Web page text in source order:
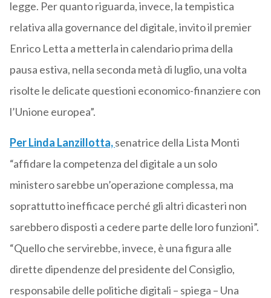
legge. Per quanto riguarda, invece, la tempistica
relativa alla governance del digitale, invito il premier
Enrico Letta a metterla in calendario prima della
pausa estiva, nella seconda metà di luglio, una volta
risolte le delicate questioni economico-finanziere con
l’Unione europea”.
Per Linda Lanzillotta,senatrice della Lista Monti
“affidare la competenza del digitale a un solo
ministero sarebbe un’operazione complessa, ma
soprattutto inefficace perché gli altri dicasteri non
sarebbero disposti a cedere parte delle loro funzioni”.
“Quello che servirebbe, invece, è una figura alle
dirette dipendenze del presidente del Consiglio,
responsabile delle politiche digitali – spiega – Una